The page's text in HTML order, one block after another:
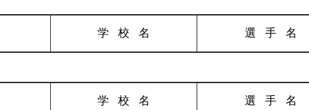
学校 名 選手 名
学校 名 選手 名